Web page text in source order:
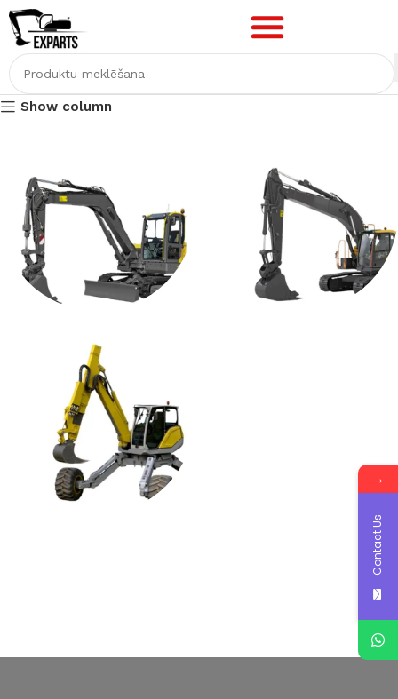
Show column
PRETSLĪDES
UZLIKAS 5-10T
3 products
→
Contact Us